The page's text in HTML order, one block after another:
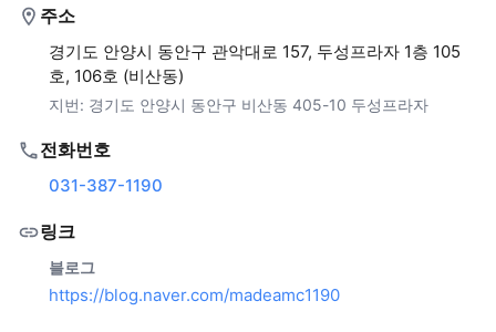
주소
경기도 안양시 동안구 관악대로 157, 두성프라자 1층 105
호, 106호 (비산동)
지번: 경기도 안양시 동안구 비산동 405-10 두성프라자
전화번호
031-387-1190
링크
블로그
https://blog.naver.com/madeamc1190